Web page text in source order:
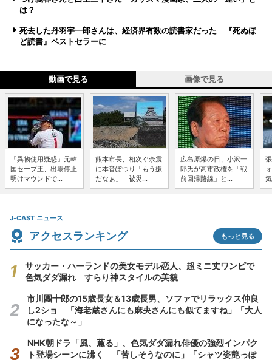
は？
死去した丹羽宇一郎さんは、経済界有数の読書家だった 『死ぬほ
ど読書』ベストセラーに
動画で見る 画像で見る
「異物使用疑惑」元韓
国セーブ王、出場停止
明けマウンドで...
熊本市長、相次ぐ余震
に本音ぽつり「もう嫌
だなぁ」 被災...
広島原爆の日、小沢一
郎氏が高市政権を「戦
前回帰路線」と...
J-CAST ニュース
アクセスランキング もっと見る
サッカー・ハーランドの美女モデル恋人、超ミニ丈ワンピで
色気ダダ漏れ すらり神スタイルの美貌
市川團十郎の15歳長女＆13歳長男、ソファでリラックス仲良
し2ショ 「海老蔵さんにも麻央さんにも似てますね」「大人
になったな～」
NHK朝ドラ「風、薫る」、色気ダダ漏れ俳優の強烈インパク
ト登場シーンに沸く 「苦しそうなのに」「シャツ姿艶っぽ